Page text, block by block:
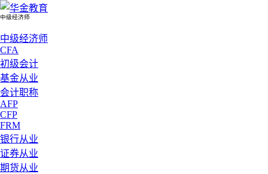
中级经济师
中级经济师
CFA
初级会计
基金从业
会计职称
AFP
CFP
FRM
银行从业
证券从业
期货从业